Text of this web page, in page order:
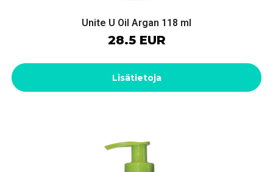
Unite U Oil Argan 118 ml
28.5 EUR
Lisätietoja